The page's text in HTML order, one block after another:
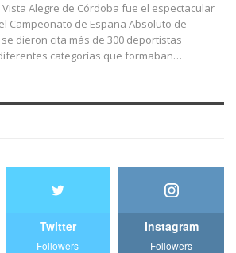
Alegre de Córdoba fue el espectacular
Campeonato de España Absoluto de
dieron cita más de 300 deportistas
categorías que formaban…
Twitter
Followers
Instagram
Followers